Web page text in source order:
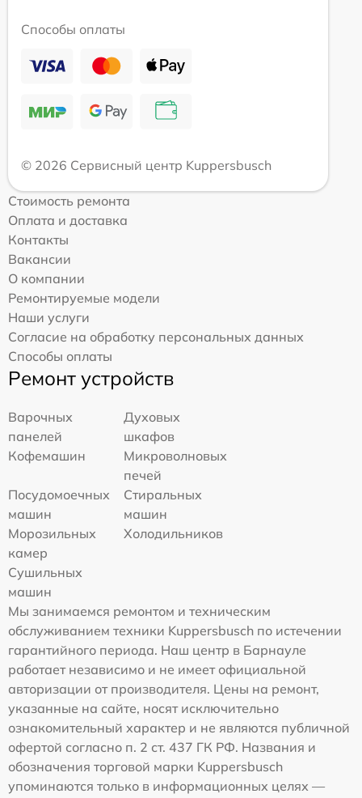
Способы оплаты
© 2026 Сервисный центр Kuppersbusch
Стоимость ремонта
Оплата и доставка
Контакты
Вакансии
О компании
Ремонтируемые модели
Наши услуги
Согласие на обработку персональных данных
Способы оплаты
Ремонт устройств
Варочных
панелей
Духовых
шкафов
Кофемашин
Микроволновых
печей
Посудомоечных
машин
Стиральных
машин
Морозильных
камер
Холодильников
Сушильных
машин
Мы занимаемся ремонтом и техническим
обслуживанием техники Kuppersbusch по истечении
гарантийного периода. Наш центр в Барнауле
работает независимо и не имеет официальной
авторизации от производителя. Цены на ремонт,
указанные на сайте, носят исключительно
ознакомительный характер и не являются публичной
офертой согласно п. 2 ст. 437 ГК РФ. Названия и
обозначения торговой марки Kuppersbusch
упоминаются только в информационных целях —